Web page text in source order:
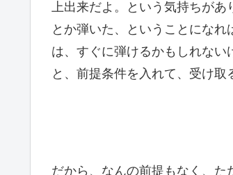
上出来だよ。という気持ちが
とか弾いた、ということにな
は、すぐに弾けるかもしれない
と、前提条件を入れて、受け取
だから、なんの前提もなく、た